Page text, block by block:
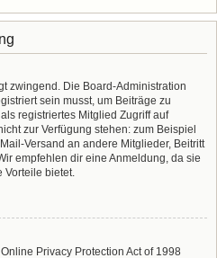
zwingend. Die Board-Administration
sein musst, um Beiträge zu
registriertes Mitglied Zugriff auf
zur Verfügung stehen: zum Beispiel
Versand an andere Mitglieder, Beitritt
empfehlen dir eine Anmeldung, da sie
Vorteile bietet.
Privacy Protection Act of 1998